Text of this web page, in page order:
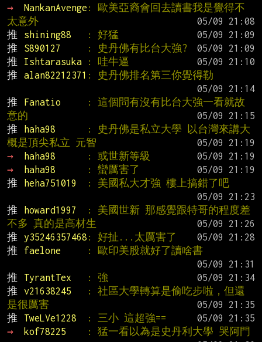
→
NankanAvenge : 歐美亞裔會回去讀書我是覺得不
太意外
推
shining88 : 好猛
推
S890127 : 史丹佛有比台大強?
推
Ishtarasuka : 哇牛逼
推
alan82212371 : 史丹佛排名第三你覺得勒
推
Fanatio
: 這個問有沒有比台大強一看就故
意的
推
haha98
: 史丹佛是私立大學 以台灣來講大
概是頂尖私立 元智
→
haha98 : 或世新等級
→
haha98 : 蠻厲害了
推
heha751019
: 美國私大才強 樓上搞錯了吧
推
howard1997
: 美國世新 那感覺跟特哥的程度差
不多 真的是高材生
推
y35246357468 : 好扯...太厲害了
推
faelone
: 歐印美股就好了讀啥書
推
TyrantTex : 強
推
v21638245
: 社區大學轉算是偷吃步啦，但還
是很厲害
推
TweLVe1228 : 三小 這超強==
→
kof78225
: 猛一看以為是史丹利大學 哭阿門